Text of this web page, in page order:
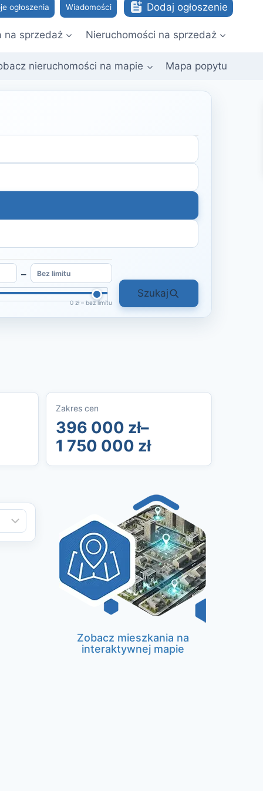
ogłoszenia Wiadomości Dodaj ogłoszenie
na sprzedaż Nieruchomości na sprzedaż
nieruchomości na mapie Mapa popytu
–
0 zł – bez limitu
Szukaj
Zakres cen
396 000 zł–
1 750 000 zł
Zobacz mieszkania na
interaktywnej mapie